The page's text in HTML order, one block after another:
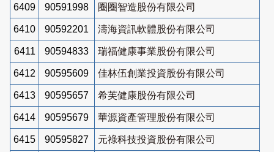
6409 90591998 圈圈智造股份有限公司
6410 90592201 濤海資訊軟體股份有限公司
6411 90594833 瑞福健康事業股份有限公司
6412 90595609 佳林伍創業投資股份有限公司
6413 90595657 希芙健康股份有限公司
6414 90595679 華源資產管理股份有限公司
6415 90595827 元祿科技投資股份有限公司